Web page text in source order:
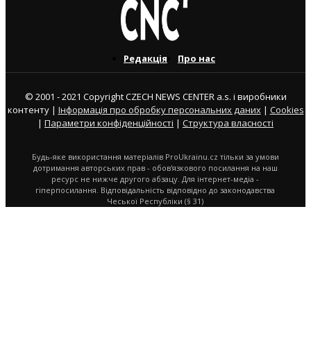
Редакція Про нас
© 2001 - 2021 Copyright CZECH NEWS CENTER a.s. і виробники
контенту | Інформація про обробку персональних даних| Cookies
| Параметри конфіденційності | Структура власності
Будь-яке використання матеріалів ProUkrainu.cz тільки за умови
дотримання авторських прав - обов'язкового посилання на наш
ресурс не нижче другого абзацу. Для інтернет-медіа -
гіперпосилання. Відповідальність відповідно до законодавства
Чеської Республіки (§ 31)